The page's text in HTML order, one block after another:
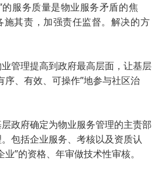
的服务质量是物业服务矛盾的焦
施其责，加强责任监督。解决的方
管理提高到政府最高层面，让基层
序、有效、可操作”地参与社区治
政府确定为物业服务管理的主责部
包括企业服务、考核以及资质认
”的资格、年审做技术性审核。